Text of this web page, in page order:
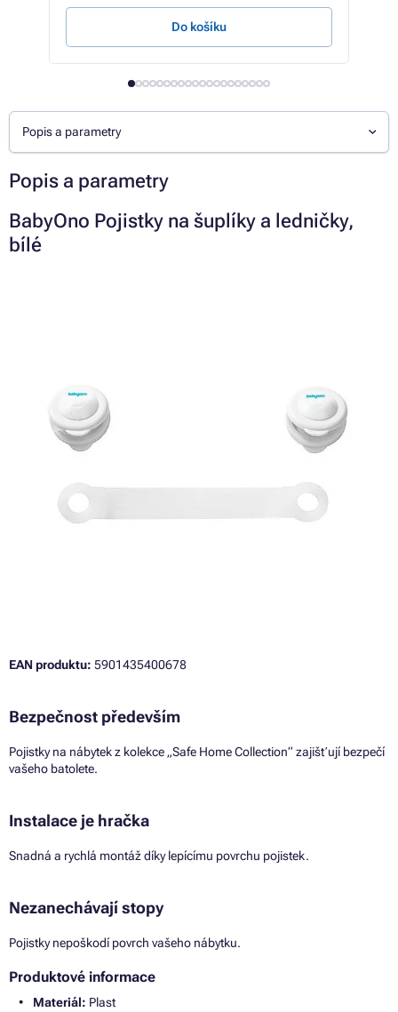
Do košíku
Popis a parametry
Popis a parametry
BabyOno Pojistky na šuplíky a ledničky,
bílé
EAN produktu: 5901435400678
Bezpečnost především
Pojistky na nábytek z kolekce „Safe Home Collection“ zajišťují bezpečí
vašeho batolete.
Instalace je hračka
Snadná a rychlá montáž díky lepícímu povrchu pojistek.
Nezanechávají stopy
Pojistky nepoškodí povrch vašeho nábytku.
Produktové informace
Materiál: Plast